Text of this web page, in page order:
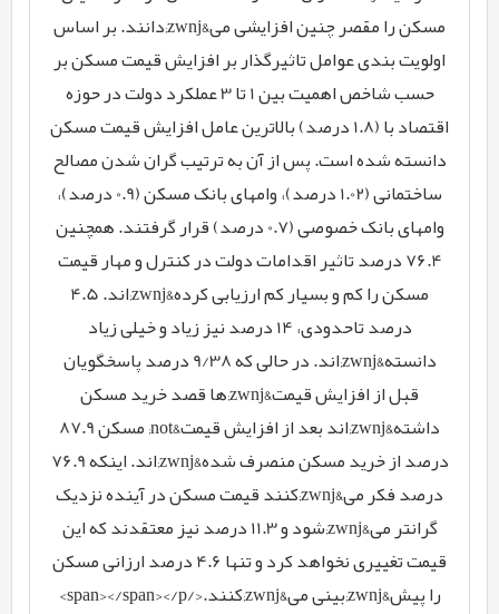
مسکن را مقصر چنین افزایشی می&zwnj;دانند. بر اساس
اولویت بندی عوامل تاثیرگذار بر افزایش قیمت مسکن بر
حسب شاخص اهمیت بین 1 تا 3 عملکرد دولت در حوزه
اقتصاد با (1.8 درصد) بالاترین عامل افزایش قیمت مسکن
دانسته شده است. پس از آن به ترتیب گران شدن مصالح
ساختمانی (1.02 درصد)، وامهای بانک مسکن (0.9 درصد)،
وامهای بانک خصوصی (0.7 درصد) قرار گرفتند. همچنین
76.4 درصد تاثیر اقدامات دولت در کنترل و مهار قیمت
مسکن را کم و بسیار کم ارزیابی کرده&zwnj;اند. 4.5
درصد تاحدودی، 14 درصد نیز زیاد و خیلی زیاد
دانسته&zwnj;اند. در حالی که 9/38 درصد پاسخگویان
قبل از افزایش قیمت&zwnj;ها قصد خرید مسکن
داشته&zwnj;اند بعد از افزایش قیمت&not; مسکن 87.9
درصد از خرید مسکن منصرف شده&zwnj;اند. اینکه 76.9
درصد فکر می&zwnj;کنند قیمت مسکن در آینده نزدیک
گرانتر می&zwnj;شود و 11.3 درصد نیز معتقدند که این
قیمت تغییری نخواهد کرد و تنها 4.6 درصد ارزانی مسکن
را پیش&zwnj;بینی می&zwnj;کنند.</span></span></p>